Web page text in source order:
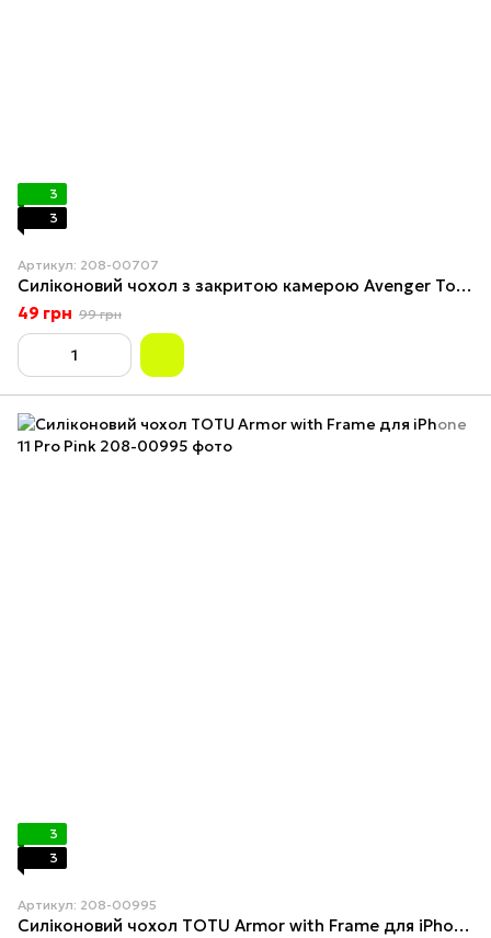
3
3
Артикул: 208-00707
Силіконовий чохол з закритою камерою Avenger Totu для iPhone 13 Pro Red
49 грн 99 грн
3
3
Артикул: 208-00995
Силіконовий чохол TOTU Armor with Frame для iPhone 11 Pro Pink